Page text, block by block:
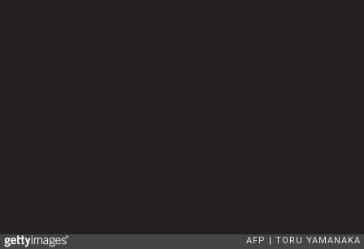
AFP TORU YAMANAKA